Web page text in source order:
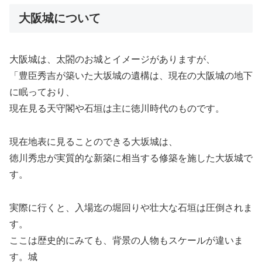
大阪城について
大阪城は、太閤のお城とイメージがありますが、
「豊臣秀吉が築いた大坂城の遺構は、現在の大阪城の地下
に眠っており、
現在見る天守閣や石垣は主に徳川時代のものです。
現在地表に見ることのできる大坂城は、
徳川秀忠が実質的な新築に相当する修築を施した大坂城で
す。
実際に行くと、入場迄の堀回りや壮大な石垣は圧倒されま
す。
ここは歴史的にみても、背景の人物もスケールが違いま
す。城